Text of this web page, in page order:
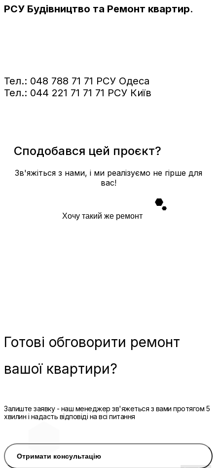
РСУ Будівництво та Ремонт квартир.
Тел.: 048 788 71 71 РСУ Одеса
Тел.: 044 221 71 71 71 РСУ Київ
Сподобався цей проєкт?
Зв'яжіться з нами, і ми реалізуємо не гірше для
вас!
Хочу такий же ремонт
Готові обговорити ремонт
вашої квартири?
Залиште заявку - наш менеджер зв'яжеться з вами протягом 5
хвилин і надасть відповіді на всі питання
Отримати консультацію